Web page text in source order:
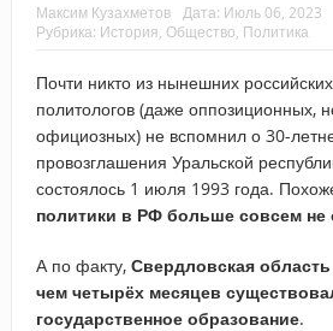
Максим Кузахметов Дата: Июль 06, 2023
Рубрика: История Общество Политика
Почти никто из нынешних
политологов (даже оппозиционных,
официозных) не вспомнил о 30-
провозглашения Уральской
состоялось 1 июля 1993 года.
политики в РФ больше совсем не
А по факту, Свердловская
чем четырёх месяцев
государственное образование.